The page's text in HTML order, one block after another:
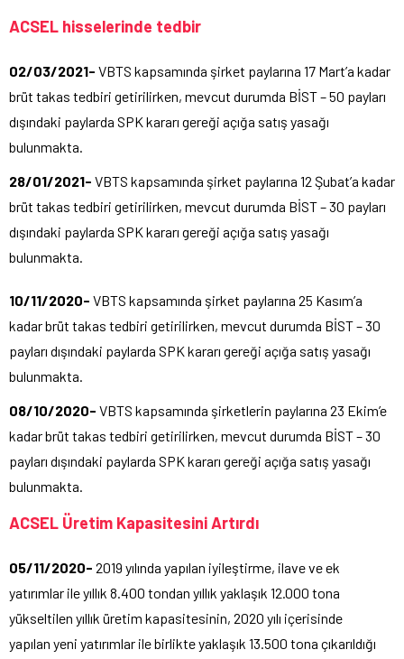
ACSEL hisselerinde tedbir
02/03/2021- VBTS kapsamında şirket paylarına 17 Mart’a kadar
brüt takas tedbiri getirilirken, mevcut durumda BİST – 50 payları
dışındaki paylarda SPK kararı gereği açığa satış yasağı
bulunmakta.
28/01/2021- VBTS kapsamında şirket paylarına 12 Şubat’a kadar
brüt takas tedbiri getirilirken, mevcut durumda BİST – 30 payları
dışındaki paylarda SPK kararı gereği açığa satış yasağı
bulunmakta.
10/11/2020- VBTS kapsamında şirket paylarına 25 Kasım’a
kadar brüt takas tedbiri getirilirken, mevcut durumda BİST – 30
payları dışındaki paylarda SPK kararı gereği açığa satış yasağı
bulunmakta.
08/10/2020- VBTS kapsamında şirketlerin paylarına 23 Ekim’e
kadar brüt takas tedbiri getirilirken, mevcut durumda BİST – 30
payları dışındaki paylarda SPK kararı gereği açığa satış yasağı
bulunmakta.
ACSEL Üretim Kapasitesini Artırdı
05/11/2020- 2019 yılında yapılan iyileştirme, ilave ve ek
yatırımlar ile yıllık 8.400 tondan yıllık yaklaşık 12.000 tona
yükseltilen yıllık üretim kapasitesinin, 2020 yılı içerisinde
yapılan yeni yatırımlar ile birlikte yaklaşık 13.500 tona çıkarıldığı